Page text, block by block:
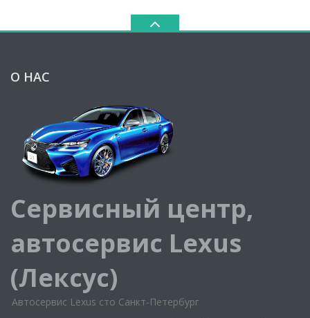
О НАС
Сервисный центр,
автосервис Lexus
(Лексус)
Автосервис Lexus сто Санкт-Петербург